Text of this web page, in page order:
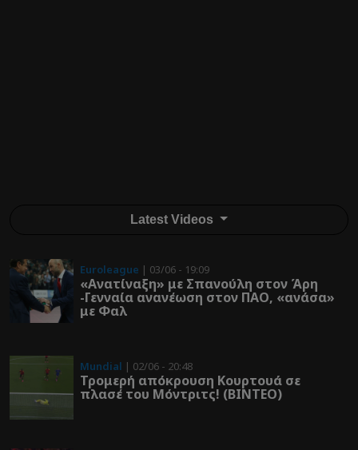
Latest Videos
Euroleague | 03/06 - 19:09
«Ανατίναξη» με Σπανούλη στον Άρη
-Γενναία ανανέωση στον ΠΑΟ, «ανάσα»
με Φαλ
Mundial | 02/06 - 20:48
Τρομερή απόκρουση Κουρτουά σε
πλασέ του Μόντριτς! (ΒΙΝΤΕΟ)